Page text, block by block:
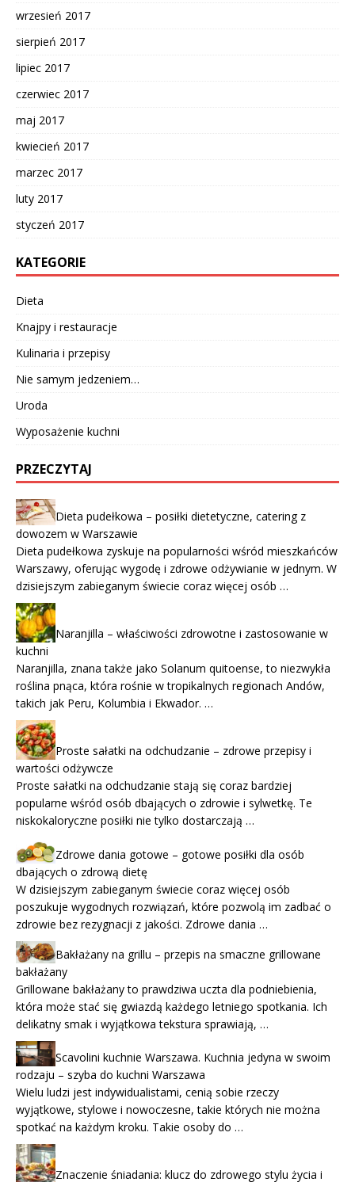
wrzesień 2017
sierpień 2017
lipiec 2017
czerwiec 2017
maj 2017
kwiecień 2017
marzec 2017
luty 2017
styczeń 2017
KATEGORIE
Dieta
Knajpy i restauracje
Kulinaria i przepisy
Nie samym jedzeniem…
Uroda
Wyposażenie kuchni
PRZECZYTAJ
Dieta pudełkowa – posiłki dietetyczne, catering z
dowozem w Warszawie
Dieta pudełkowa zyskuje na popularności wśród mieszkańców
Warszawy, oferując wygodę i zdrowe odżywianie w jednym. W
dzisiejszym zabieganym świecie coraz więcej osób …
Naranjilla – właściwości zdrowotne i zastosowanie w
kuchni
Naranjilla, znana także jako Solanum quitoense, to niezwykła
roślina pnąca, która rośnie w tropikalnych regionach Andów,
takich jak Peru, Kolumbia i Ekwador. …
Proste sałatki na odchudzanie – zdrowe przepisy i
wartości odżywcze
Proste sałatki na odchudzanie stają się coraz bardziej
popularne wśród osób dbających o zdrowie i sylwetkę. Te
niskokaloryczne posiłki nie tylko dostarczają …
Zdrowe dania gotowe – gotowe posiłki dla osób
dbających o zdrową dietę
W dzisiejszym zabieganym świecie coraz więcej osób
poszukuje wygodnych rozwiązań, które pozwolą im zadbać o
zdrowie bez rezygnacji z jakości. Zdrowe dania …
Bakłażany na grillu – przepis na smaczne grillowane
bakłażany
Grillowane bakłażany to prawdziwa uczta dla podniebienia,
która może stać się gwiazdą każdego letniego spotkania. Ich
delikatny smak i wyjątkowa tekstura sprawiają, …
Scavolini kuchnie Warszawa. Kuchnia jedyna w swoim
rodzaju – szyba do kuchni Warszawa
Wielu ludzi jest indywidualistami, cenią sobie rzeczy
wyjątkowe, stylowe i nowoczesne, takie których nie można
spotkać na każdym kroku. Takie osoby do …
Znaczenie śniadania: klucz do zdrowego stylu życia i